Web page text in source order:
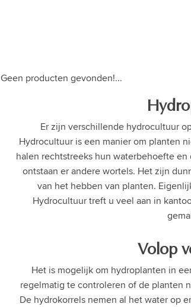
Geen producten gevonden!...
Er zijn verschillende hydrocultuur
Hydrocultuur is een manier om planten
halen rechtstreeks hun waterbehoefte
ontstaan er andere wortels. Het zijn
van het hebben van planten.
Hydrocultuur treft u veel aan in
Volop
Het is mogelijk om hydroplanten in
regelmatig te controleren of de planten
De hydrokorrels nemen al het water op